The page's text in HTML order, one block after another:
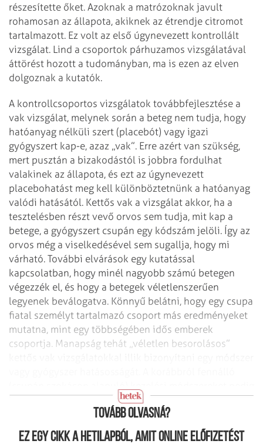
részesítette őket. Azoknak a matrózoknak javult
rohamosan az állapota, akiknek az étrendje citromot
tartalmazott. Ez volt az első úgynevezett kontrollált
vizsgálat. Lind a csoportok párhuzamos vizsgálatával
áttörést hozott a tudományban, ma is ezen az elven
dolgoznak a kutatók.
A kontrollcsoportos vizsgálatok továbbfejlesztése a
vak vizsgálat, melynek során a beteg nem tudja, hogy
hatóanyag nélküli szert (placebót) vagy igazi
gyógyszert kap-e, azaz „vak”. Erre azért van szükség,
mert pusztán a bizakodástól is jobbra fordulhat
valakinek az állapota, és ezt az úgynevezett
placebohatást meg kell különböztetnünk a hatóanyag
valódi hatásától. Kettős vak a vizsgálat akkor, ha a
tesztelésben részt vevő orvos sem tudja, mit kap a
betege, a gyógyszert csupán egy kódszám jelöli. Így az
orvos még a viselkedésével sem sugallja, hogy mi
várható. További elvárások egy kutatással
kapcsolatban, hogy minél nagyobb számú betegen
végezzék el, és hogy a betegek véletlenszerűen
legyenek beválogatva. Könnyű belátni, hogy egy csupa
fiatal személyt tartalmazó csoport más eredményeket
mutatna, mint egy többségében idős emberek
csoportja. Manapság tehát „véletlen besorolásos”
úgy tisztességes, hogy alávessük ezeknek a próbáknak.
Tovább olvasná?
Ez egy cikk a hetilapból, amit online előfizetést